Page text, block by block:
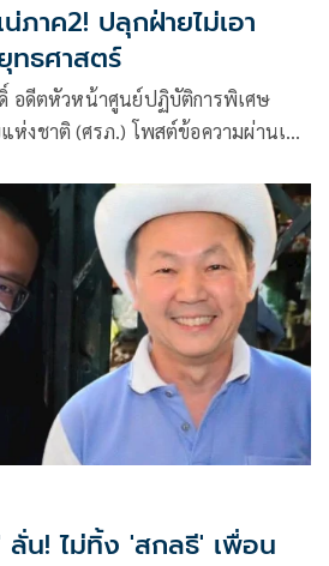
น่ภาค2! ปลุกฝ่ายไม่เอา
ธศาสตร์
อดีตหัวหน้าศูนย์ปฏิบัติการพิเศษ
ห่งชาติ (ศรภ.) โพสต์ข้อความผ่านเฟ
น! ไม่ทิ้ง 'สกลธี' เพื่อน